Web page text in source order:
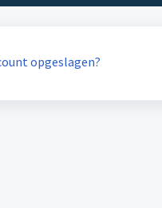
opgeslagen?